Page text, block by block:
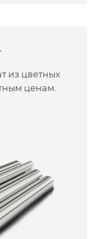
из цветных
ценам.